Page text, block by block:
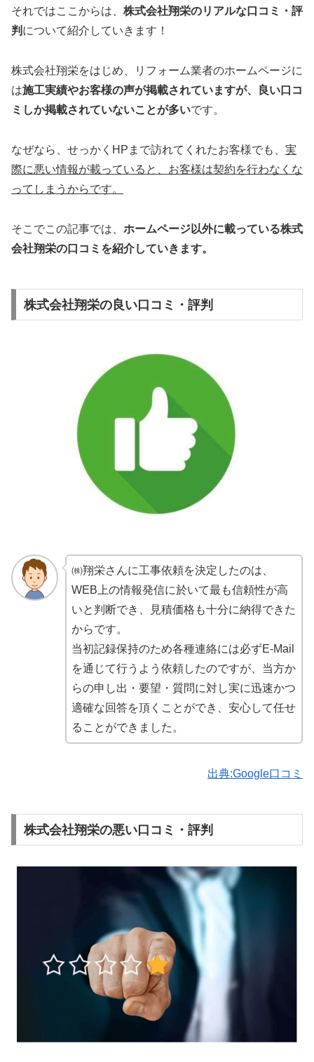
それではここからは、 株式会社翔栄のリアルな口コミ・評
判 について紹介していきます！
株式会社翔栄をはじめ、リフォーム業者のホームページに
は施工実績やお客様の声が掲載されていますが、
良い口コ
ミしか掲載されていないことが多いです。
なぜなら、せっかくHPまで訪れてくれたお客様でも、 実
際に悪い情報が載っていると、お客様は契約を行わなくな
ってしまうからです。
そこでこの記事では、 ホームページ以外に載っている株式
会社翔栄の口コミを紹介していきます。
株式会社翔栄の良い口コミ・評判
㈱翔栄さんに工事依頼を決定したのは、
WEB上の情報発信に於いて最も信頼性が高
いと判断でき、見積価格も十分に納得できた
からです。
当初記録保持のため各種連絡には必ずE-Mail
を通じて行うよう依頼したのですが、当方か
らの申し出・要望・質問に対し実に迅速かつ
適確な回答を頂くことができ、安心して任せ
ることができました。
出典:Google口コミ
株式会社翔栄の悪い口コミ・評判